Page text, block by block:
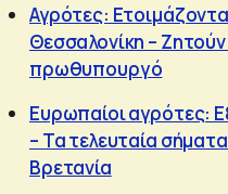
Αγρότες:
Θεσσαλονίκη –
πρωθυπουργό
Ευρωπαίοι αγρότες:
– Τα τελευταία
Βρετανία